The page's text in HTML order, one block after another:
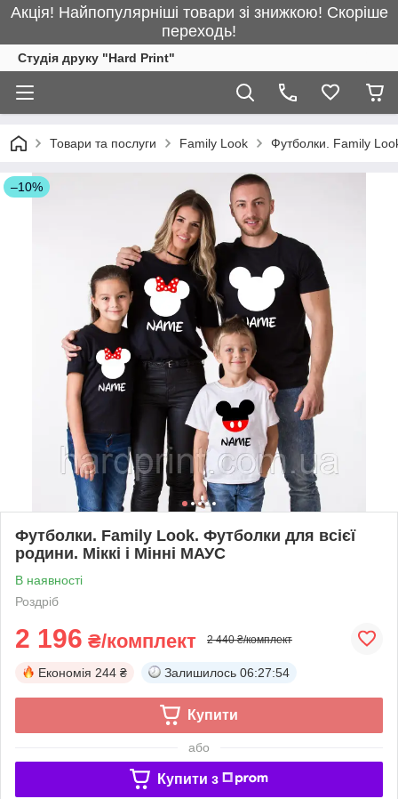
Акція! Найпопулярніші товари зі знижкою! Скоріше
переходь!
Студія друку "Hard Print"
Товари та послуги Family Look Футболки. Family
–10%
Футболки. Family Look. Футболки для всієї
родини. Міккі і Мінні МАУС
В наявності
Роздріб
2 196 ₴/комплект 2 440 ₴/комплект
Економія 244 ₴ Залишилось 06:27:53
Купити
або
Купити з